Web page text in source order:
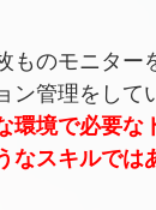
ものモニター
ン管理をして
環境で必要な
なスキルでは